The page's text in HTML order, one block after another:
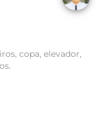
copa, elevador,